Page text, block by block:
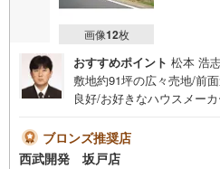
画像12枚
おすすめポイント 松本 浩
敷地約91坪の広々売地/前
良好/お好きなハウスメー
ブロンズ推奨店
西武開発 坂戸店